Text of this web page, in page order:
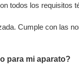
todos los requisitos
Cumple con las
para mi aparato?